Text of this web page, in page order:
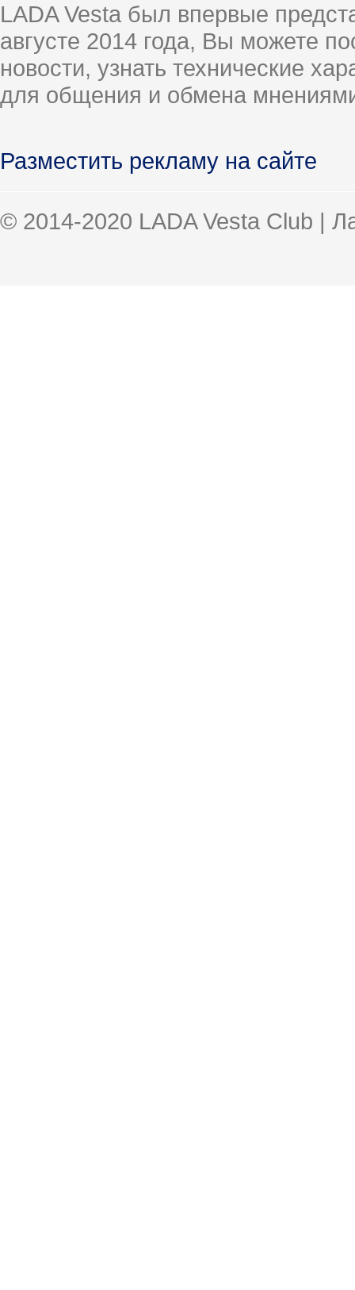
LADA Vesta был впервые
августе 2014 года, Вы можете
новости, узнать технические
для общения и обмена
Разместить рекламу на сайте
© 2014-2020 LADA Vesta Club |